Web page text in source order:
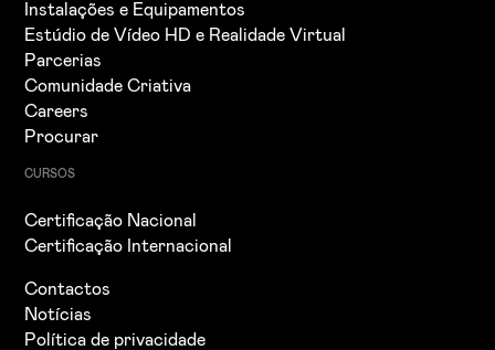
Instalações e Equipamentos
Estúdio de Vídeo HD e Realidade Virtual
Parcerias
Comunidade Criativa
Careers
Procurar
CURSOS
Certificação Nacional
Certificação Internacional
Contactos
Notícias
Política de privacidade